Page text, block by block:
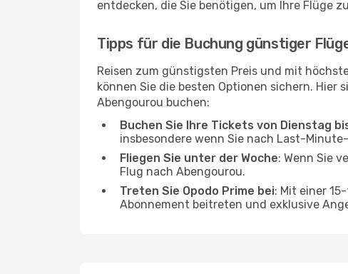
entdecken, die Sie benötigen, um Ihre Flüge
Tipps für die Buchung günstiger
Reisen zum günstigsten Preis und mit
können Sie die besten Optionen sichern. Hier
Abengourou buchen:
Buchen Sie Ihre Tickets von Dienstag
insbesondere wenn Sie nach Last-
Fliegen Sie unter der Woche: Wenn Sie
Flug nach Abengourou.
Treten Sie Opodo Prime bei: Mit einer
Abonnement beitreten und exklusive